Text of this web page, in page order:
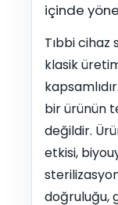
içinde
Tıbbi cihaz
klasik
bir ürünün
değildir.
etkisi,
doğruluğu,